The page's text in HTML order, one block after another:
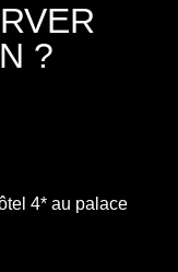
?
4* au palace